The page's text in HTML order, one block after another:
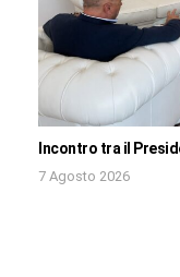
Incontro tra il
7 Agosto 2026